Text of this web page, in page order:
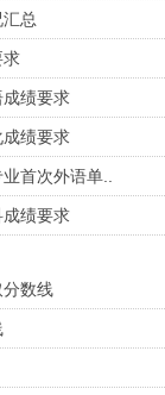
总
求
绩要求
绩要求
首次外语单..
绩要求
数线